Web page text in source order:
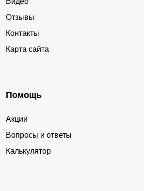
Отзывы
Контакты
Карта сайта
Помощь
Акции
Вопросы и ответы
Калькулятор